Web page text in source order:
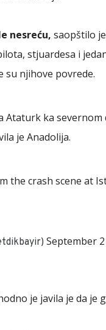
nesreću, saopštilo
stjuardesa i
su njihove povrede.
Ataturk ka
je Anadolija.
the crash scene at
September
je javila je da je